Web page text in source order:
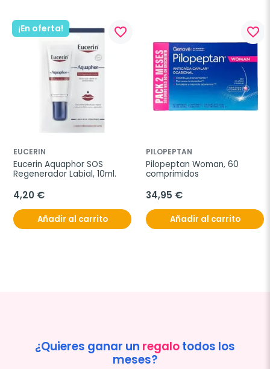
¡En oferta! favorite_border
EUCERIN
Eucerin Aquaphor SOS
Regenerador Labial, 10ml.
4,20 €
Añadir al carrito
favorite_border
PILOPEPTAN
Pilopeptan Woman, 60
comprimidos
34,95 €
Añadir al carrito
¿Quieres ganar un regalotodos los
meses?